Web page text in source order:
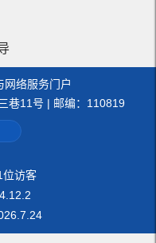
网络服务门户
巷11号 | 邮编：110819
位访客
12 2
7 24